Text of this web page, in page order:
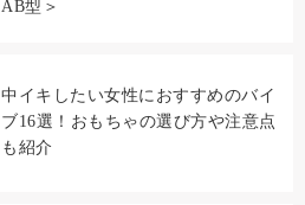
AB型＞
中イキしたい女性におすすめのバイ
ブ16選！おもちゃの選び方や注意点
も紹介